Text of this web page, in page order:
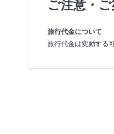
ご注意・
旅行代金について
旅行代金は変動する